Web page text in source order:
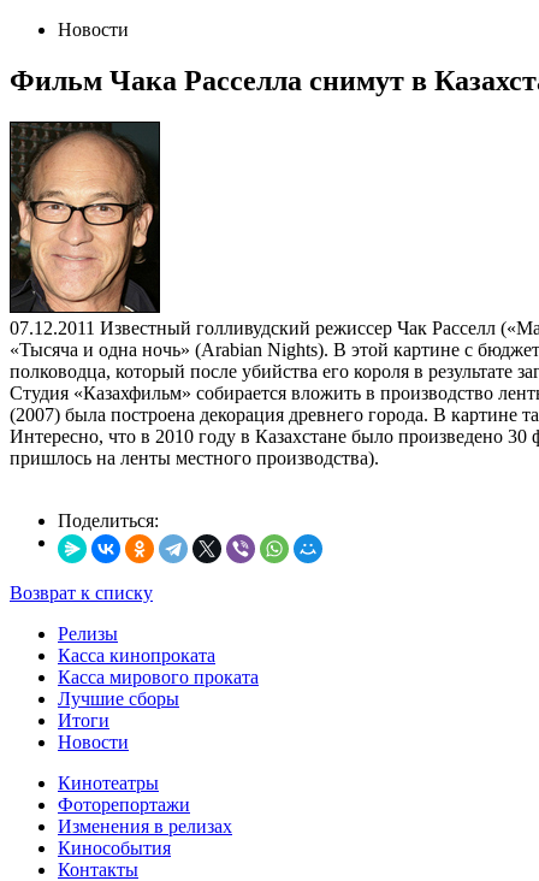
Новости
Фильм Чака Расселла снимут в
07.12.2011 Известный голливудский режиссер Чак Расселл
«Тысяча и одна ночь» (Arabian Nights). В этой картине с
полководца, который после убийства его короля в
Студия «Казахфильм» собирается вложить в производство
(2007) была построена декорация древнего города. В картине
Интересно, что в 2010 году в Казахстане было произведено
пришлось на ленты местного производства).
Поделиться:
Возврат к списку
Релизы
Касса кинопроката
Касса мирового проката
Лучшие сборы
Итоги
Новости
Кинотеатры
Фоторепортажи
Изменения в релизах
Кинособытия
Контакты